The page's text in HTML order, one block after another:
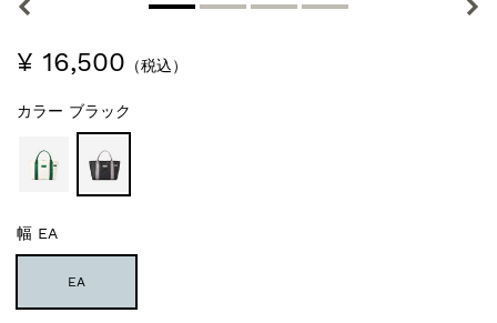
¥ 16,500 （税込）
カラー ブラック
幅 EA
EA